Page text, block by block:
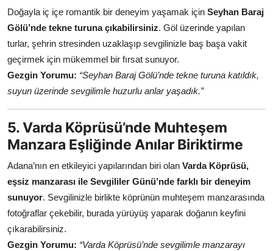
Doğayla iç içe romantik bir deneyim yaşamak için Seyhan Baraj
Gölü’nde tekne turuna çıkabilirsiniz. Göl üzerinde yapılan
turlar, şehrin stresinden uzaklaşıp sevgilinizle baş başa vakit
geçirmek için mükemmel bir fırsat sunuyor.
Gezgin Yorumu: “Seyhan Baraj Gölü’nde tekne turuna katıldık,
suyun üzerinde sevgilimle huzurlu anlar yaşadık.”
5. Varda Köprüsü’nde Muhteşem
Manzara Eşliğinde Anılar Biriktirme
Adana’nın en etkileyici yapılarından biri olan Varda Köprüsü,
eşsiz manzarası ile Sevgililer Günü’nde farklı bir deneyim
sunuyor. Sevgilinizle birlikte köprünün muhteşem manzarasında
fotoğraflar çekebilir, burada yürüyüş yaparak doğanın keyfini
çıkarabilirsiniz.
Gezgin Yorumu: “Varda Köprüsü’nde sevgilimle manzarayı